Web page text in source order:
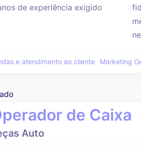
de experiência exigido
e atendimento ao cliente Marketing
de Caixa
Auto